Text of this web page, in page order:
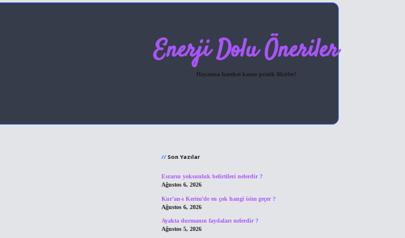
Enerji Dolu Öneriler
Hayatına hareket katan pratik fikirler!
Son Yazılar
Esrarın yoksunluk belirtileri nelerdir ?
Ağustos 6, 2026
Kur’an-ı Kerim’de en çok hangi isim geçer ?
Ağustos 6, 2026
Ayakta durmanın faydaları nelerdir ?
Ağustos 5, 2026